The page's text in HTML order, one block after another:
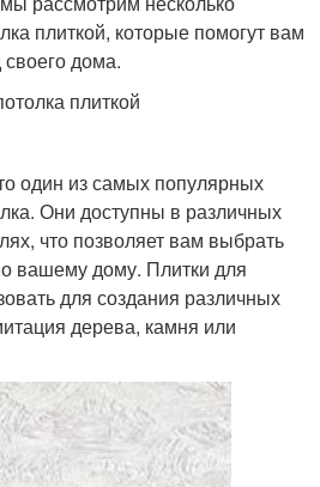
плиткой, которые помогут вам
дома.
плиткой
один из самых популярных
Они доступны в различных
что позволяет вам выбрать
вашему дому. Плитки для
для создания различных
дерева, камня или